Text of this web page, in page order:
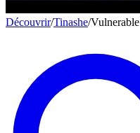
Découvrir/Tinashe/Vulnerable